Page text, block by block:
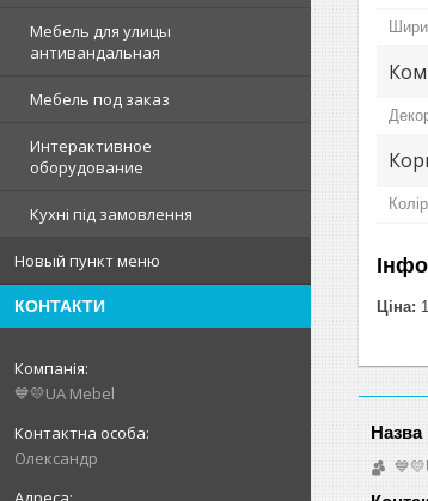
Мебель для улицы
антивандальная
Мебель под заказ
Интерактивное
оборудование
Кухні під замовлення
Новый пункт меню
КОНТАКТИ
💙💛UA Mebel
Олександр
Ціна: